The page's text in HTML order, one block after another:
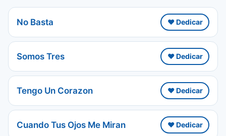
No Basta ❤️ Dedicar
Somos Tres ❤️ Dedicar
Tengo Un Corazon ❤️ Dedicar
Cuando Tus Ojos Me Miran ❤️ Dedicar